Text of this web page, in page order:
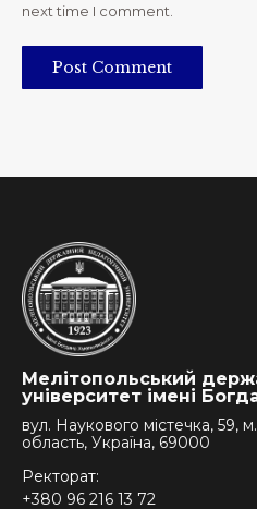
next time I comment.
Post Comment
Мелітопольський
університет імені
вул. Наукового містечка, 59,
область, Україна, 69000
Ректорат:
+380 96 216 13 72